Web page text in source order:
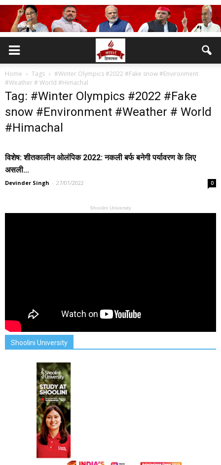
Home Tags
#Winter Olympics #2022 #Fake snow #Environment
#Weather # World #Himachal
Tag: #Winter Olympics #2022 #Fake
snow #Environment #Weather # World
#Himachal
विशेष: शीतकालीन ओलंपिक 2022: नकली बर्फ बनेगी पर्यावरण के लिए
असली...
Devinder Singh - 27/01/2022 0
Shoolini University
Shoolini University